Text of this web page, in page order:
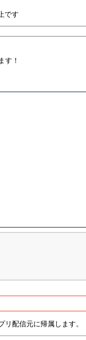
です
す！
配信元に帰属します。